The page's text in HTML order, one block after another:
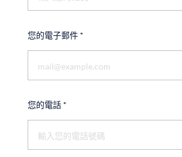
您的電子郵件 *
您的電話 *